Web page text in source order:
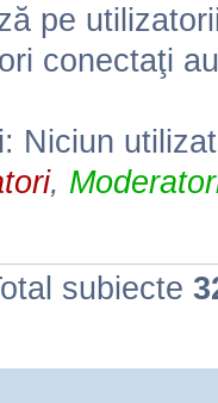
pe
conectaţi
Niciun
,
subiecte